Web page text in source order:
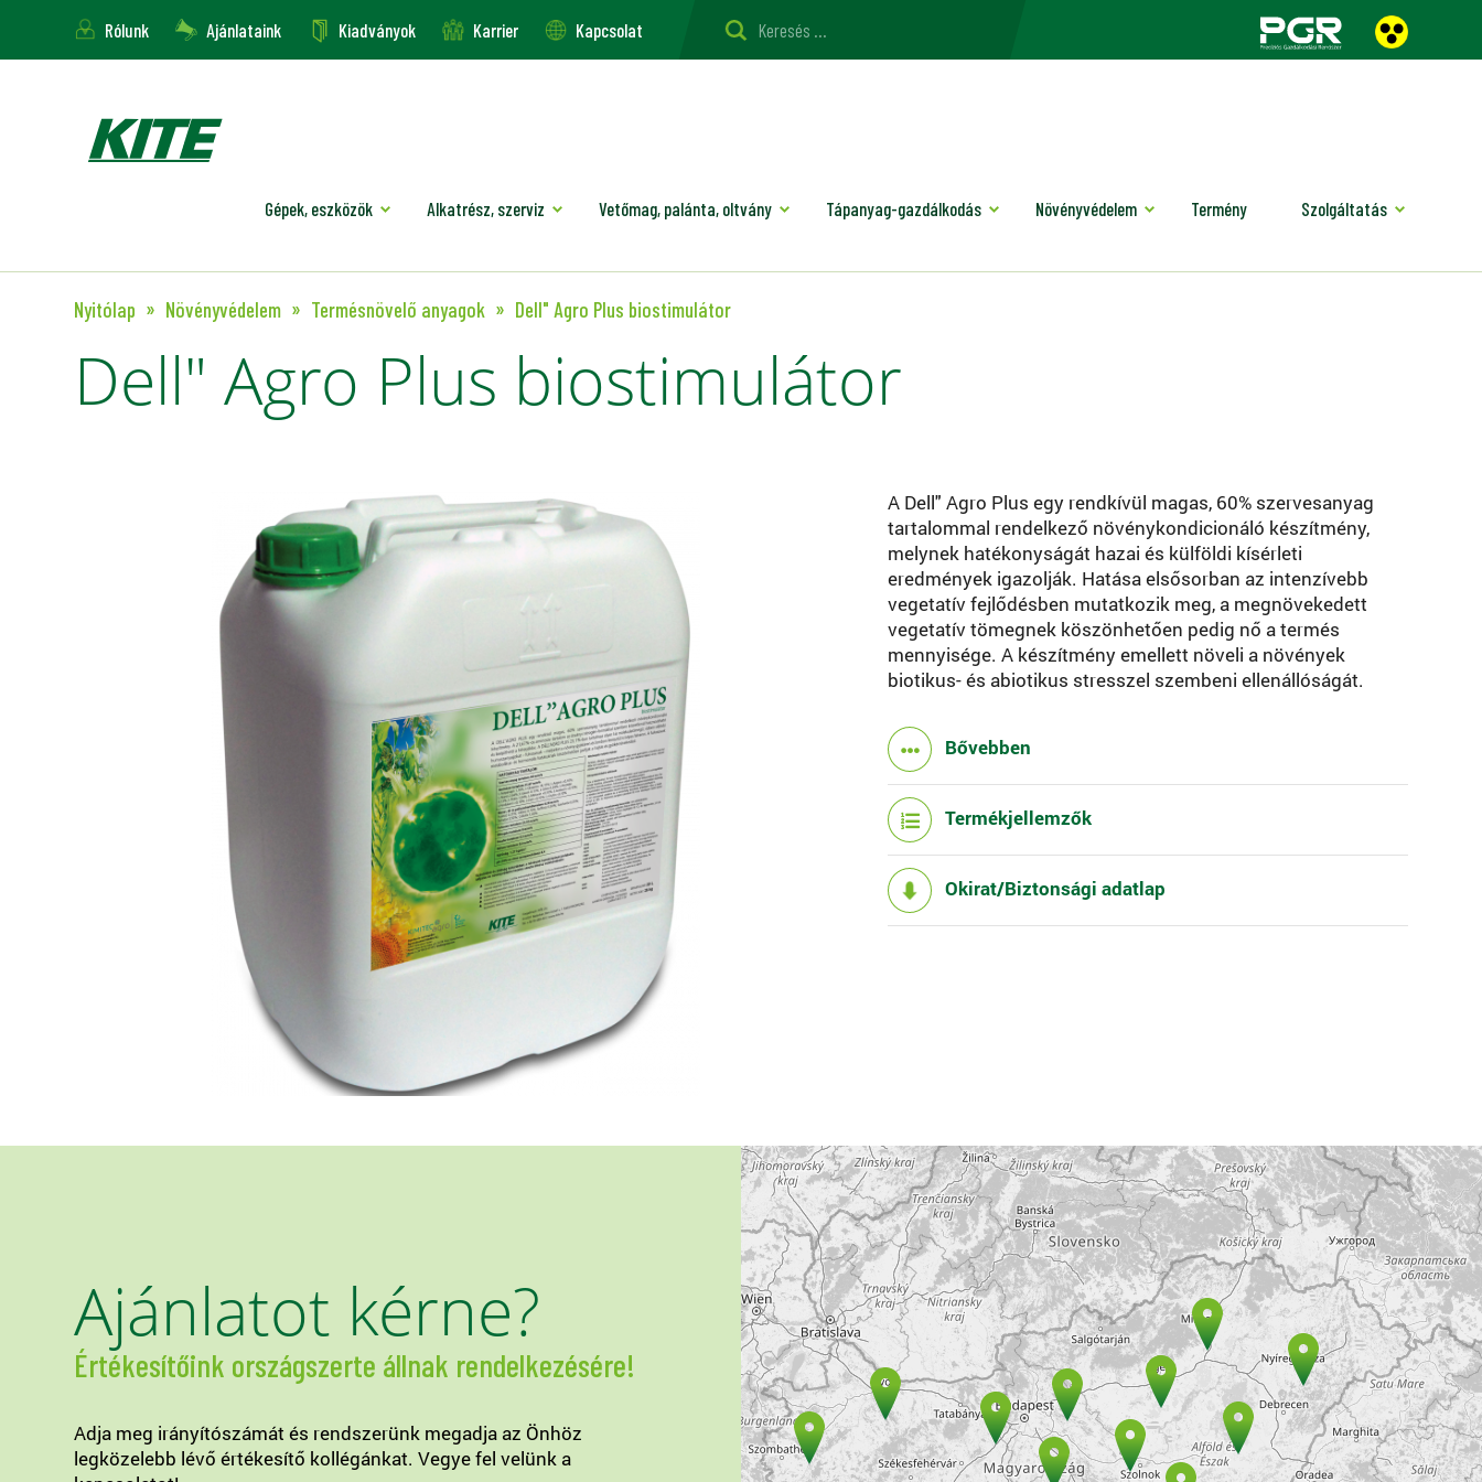
Rólunk Ajánlataink Kiadványok Karrier Kapcsolat
Gépek, eszközök Alkatrész, szerviz Vetőmag, palánta, oltvány Tápanyag-gazdálkodás Növényvédelem Termény Szolgáltatás
Nyitólap Növényvédelem Termésnövelő anyagok Dell" Agro Plus biostimulátor
Dell" Agro Plus biostimulátor
A Dell" Agro Plus egy rendkívül magas, 60% szervesanyag
tartalommal rendelkező növénykondicionáló készítmény,
melynek hatékonyságát hazai és külföldi kísérleti
eredmények igazolják. Hatása elsősorban az intenzívebb
vegetatív fejlődésben mutatkozik meg, a megnövekedett
vegetatív tömegnek köszönhetően pedig nő a termés
mennyisége. A készítmény emellett növeli a növények
biotikus- és abiotikus stresszel szembeni ellenállóságát.
Bővebben
Termékjellemzők
Okirat/Biztonsági adatlap
Ajánlatot kérne?
Értékesítőink országszerte állnak rendelkezésére!
Adja meg irányítószámát és rendszerünk megadja az Önhöz
legközelebb lévő értékesítő kollégánkat. Vegye fel velünk a